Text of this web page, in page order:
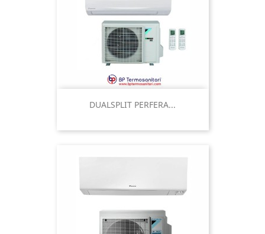
DUALSPLIT PERFERA...